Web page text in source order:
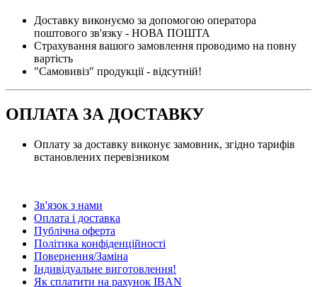
Доставку виконуємо за допомогою оператора
поштового зв'язку - НОВА ПОШТА
Страхування вашого замовлення проводимо на повну
вартість
"Самовивіз" продукції - відсутній!
ОПЛАТА ЗА ДОСТАВКУ
Оплату за доставку виконує замовник, згідно тарифів
встановлених перевізником
Зв'язок з нами
Оплата і доставка
Публічна оферта
Політика конфіденційності
Повернення/Заміна
Індивідуальне виготовлення!
Як сплатити на рахунок IBAN